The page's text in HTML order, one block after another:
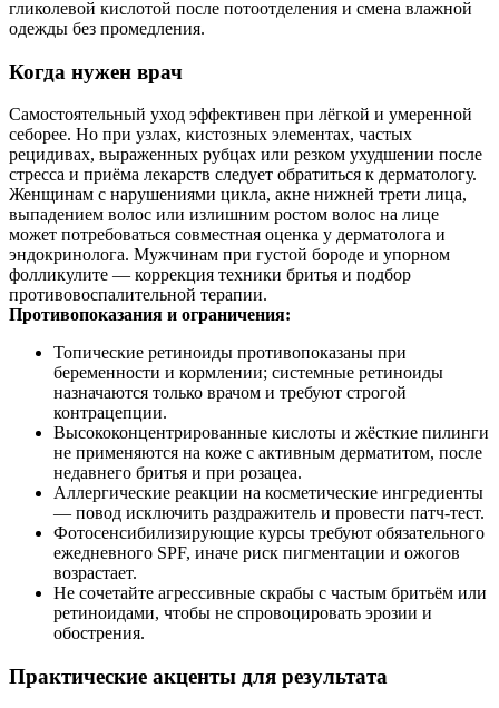
гликолевой кислотой после потоотделения и смена влажной
одежды без промедления.
Когда нужен врач
Самостоятельный уход эффективен при лёгкой и умеренной
себорее. Но при узлах, кистозных элементах, частых
рецидивах, выраженных рубцах или резком ухудшении после
стресса и приёма лекарств следует обратиться к дерматологу.
Женщинам с нарушениями цикла, акне нижней трети лица,
выпадением волос или излишним ростом волос на лице
может потребоваться совместная оценка у дерматолога и
эндокринолога. Мужчинам при густой бороде и упорном
фолликулите — коррекция техники бритья и подбор
противовоспалительной терапии.
Противопоказания и ограничения:
Топические ретиноиды противопоказаны при
беременности и кормлении; системные ретиноиды
назначаются только врачом и требуют строгой
контрацепции.
Высококонцентрированные кислоты и жёсткие пилинги
не применяются на коже с активным дерматитом, после
недавнего бритья и при розацеа.
Аллергические реакции на косметические ингредиенты
— повод исключить раздражитель и провести патч‑тест.
Фотосенсибилизирующие курсы требуют обязательного
ежедневного SPF, иначе риск пигментации и ожогов
возрастает.
Не сочетайте агрессивные скрабы с частым бритьём или
ретиноидами, чтобы не спровоцировать эрозии и
обострения.
Практические акценты для результата